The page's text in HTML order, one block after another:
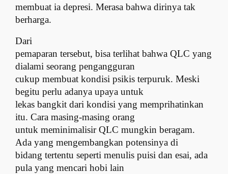
membuat ia depresi. Merasa bahwa dirinya tak
berharga.
Dari
pemaparan tersebut, bisa terlihat bahwa QLC yang
dialami seorang pengangguran
cukup membuat kondisi psikis terpuruk. Meski
begitu perlu adanya upaya untuk
lekas bangkit dari kondisi yang memprihatinkan
itu. Cara masing-masing orang
untuk meminimalisir QLC mungkin beragam.
Ada yang mengembangkan potensinya di
bidang tertentu seperti menulis puisi dan esai, ada
pula yang mencari hobi lain